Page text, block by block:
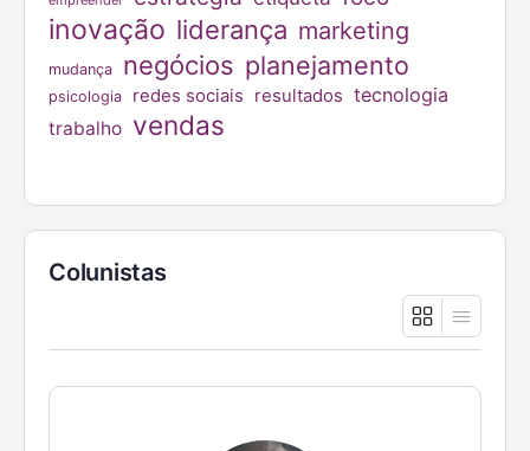
inovação liderança marketing
mudança negócios planejamento
psicologia redes sociais resultados tecnologia
trabalho vendas
Colunistas